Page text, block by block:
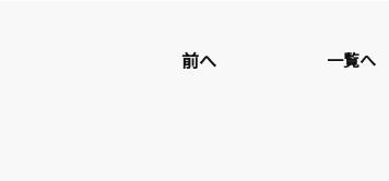
前へ 一覧へ